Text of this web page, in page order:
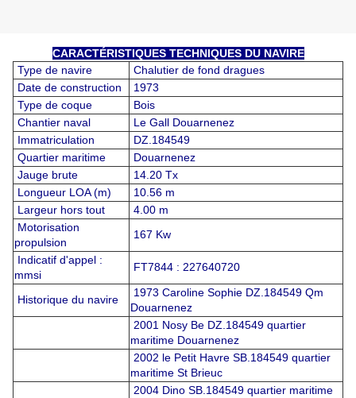
CARACTÉRISTIQUES TECHNIQUES DU NAVIRE
Type de navire
Chalutier de fond dragues
Date de construction
1973
Type de coque
Bois
Chantier naval
Le Gall Douarnenez
Immatriculation
DZ.184549
Quartier maritime
Douarnenez
Jauge brute
14.20 Tx
Longueur LOA (m)
10.56 m
Largeur hors tout
4.00 m
Motorisation
propulsion
167 Kw
Indicatif d'appel :
mmsi
FT7844 : 227640720
Historique du navire
1973 Caroline Sophie DZ.184549 Qm
Douarnenez
2001 Nosy Be DZ.184549 quartier
maritime Douarnenez
2002 le Petit Havre SB.184549 quartier
maritime St Brieuc
2004 Dino SB.184549 quartier maritime